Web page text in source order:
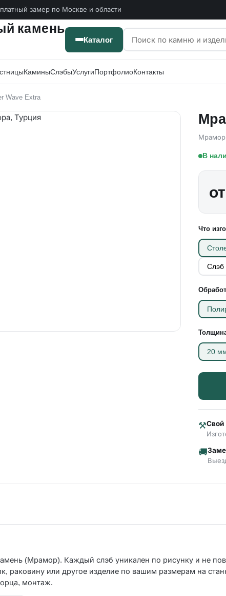
замер по Москве и области
Каталог
КаминыСлэбыУслугиПортфолиоКонтакты
Wave Extra
Мрамор
В
Что
Слэб
20
⚒Свой
🚚
(Мрамор). Каждый слэб уникален по рисунку и не
раковину или другое изделие по вашим размерам на
монтаж.